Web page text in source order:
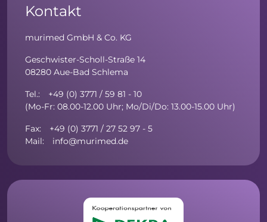
Kontakt
murimed GmbH & Co. KG
Geschwister-Scholl-Straße 14
08280 Aue-Bad Schlema
Tel.: +49 (0) 3771 / 59 81 - 10
(Mo-Fr: 08.00-12.00 Uhr; Mo/Di/Do: 13.00-15.00 Uhr)
Fax: +49 (0) 3771 / 27 52 97 - 5
Mail: info@murimed.de